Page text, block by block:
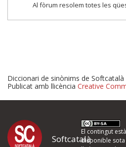
Al fòrum resolem totes les
Proposeu-
d'errors
Diccionari de sinònims de Softcatalà
Publicat amb llicència Creative
Softcatalà
El contingut està
disponible sota